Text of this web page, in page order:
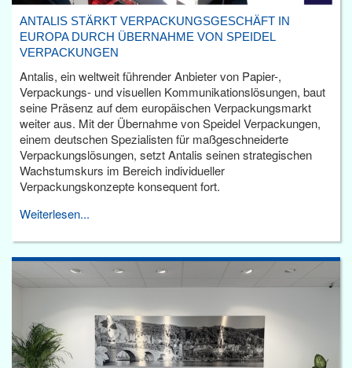
ANTALIS STÄRKT VERPACKUNGSGESCHÄFT IN
EUROPA DURCH ÜBERNAHME VON SPEIDEL
VERPACKUNGEN
Antalis, ein weltweit führender Anbieter von Papier-,
Verpackungs- und visuellen Kommunikationslösungen, baut
seine Präsenz auf dem europäischen Verpackungsmarkt
weiter aus. Mit der Übernahme von Speidel Verpackungen,
einem deutschen Spezialisten für maßgeschneiderte
Verpackungslösungen, setzt Antalis seinen strategischen
Wachstumskurs im Bereich individueller
Verpackungskonzepte konsequent fort.
Weiterlesen...